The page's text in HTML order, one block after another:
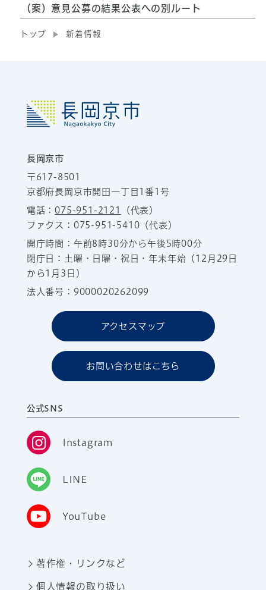
（案）意見公募の結果公表への別ルート
トップ 新着情報
長岡京市
〒617-8501
京都府長岡京市開田一丁目1番1号
電話：075-951-2121
（代表）
ファクス：075-951-5410（代表）
開庁時間：午前8時30分から午後5時00分
閉庁日：土曜・日曜・祝日・年末年始（12月29日
から1月3日）
法人番号：9000020262099
アクセスマップ
お問い合わせはこちら
公式SNS
Instagram
LINE
YouTube
著作権・リンクなど
個人情報の取り扱い